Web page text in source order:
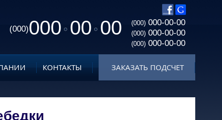
(000)000 00 00 (000) 000-00-00
(000) 000-00-00
(000) 000-00-00
КОНТАКТЫ ЗАКАЗАТЬ ПОДСЧЕТ